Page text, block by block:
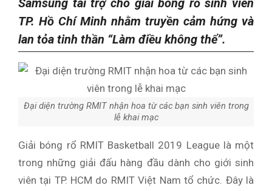
Samsung tài trợ cho giải bóng rổ sinh viên
TP. Hồ Chí Minh nhằm truyền cảm hứng và
lan tỏa tinh thần “Làm điều không thể”.
Đại diện trường RMIT nhận hoa từ các bạn sinh viên trong
lễ khai mạc
Giải bóng rổ RMIT Basketball 2019 League là một
trong những giải đấu hàng đầu dành cho giới sinh
viên tại TP. HCM do RMIT Việt Nam tổ chức. Đây là